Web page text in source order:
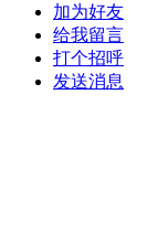
加为好友
给我留言
打个招呼
发送消息